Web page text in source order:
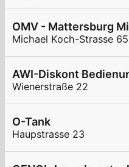
Michael Koch-Strasse 65
AWI-Diskont
Wienerstraße 22
O-Tank
Haupstrasse 23